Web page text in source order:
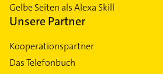
Gelbe Seiten als Alexa Skill
Unsere Partner
Kooperationspartner
Das Telefonbuch